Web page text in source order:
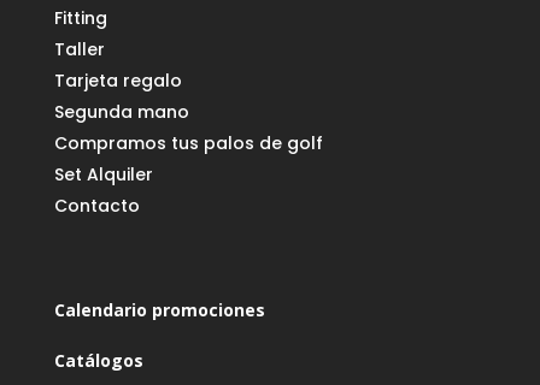
Fitting
Taller
Tarjeta regalo
Segunda mano
Compramos tus palos de golf
Set Alquiler
Contacto
Calendario promociones
Catálogos